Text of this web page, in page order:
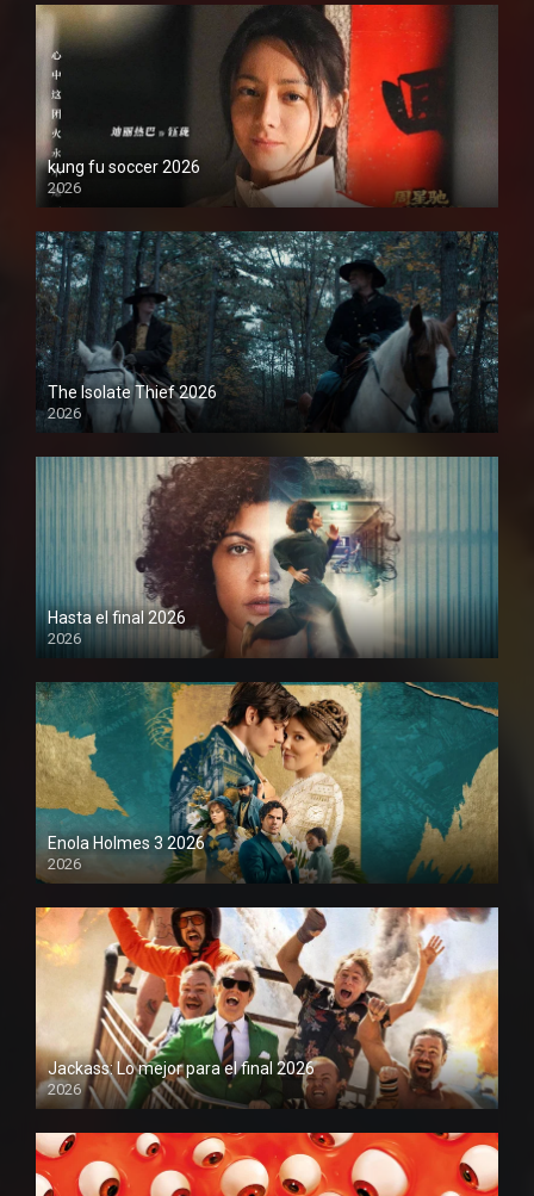
kung fu soccer 2026
2026
1080P
The Isolate Thief 2026
2026
1080P
Hasta el final 2026
2026
1080P
Enola Holmes 3 2026
2026
1080P
Jackass: Lo mejor para el final 2026
2026
1080P